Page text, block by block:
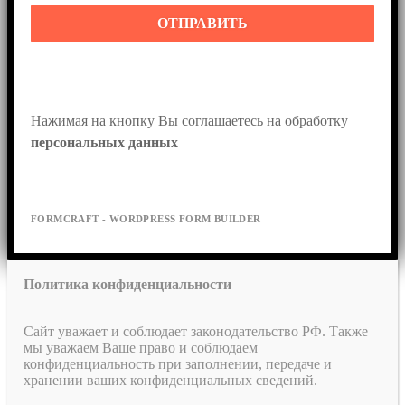
ОТПРАВИТЬ
персональных данных
FORMCRAFT - WORDPRESS FORM BUILDER
Политика конфиденциальности
Сайт уважает и соблюдает законодательство РФ. Также
мы уважаем Ваше право и соблюдаем
конфиденциальность при заполнении, передаче и
хранении ваших конфиденциальных сведений.